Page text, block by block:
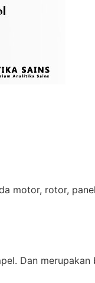
motor, rotor, panel
Dan merupakan